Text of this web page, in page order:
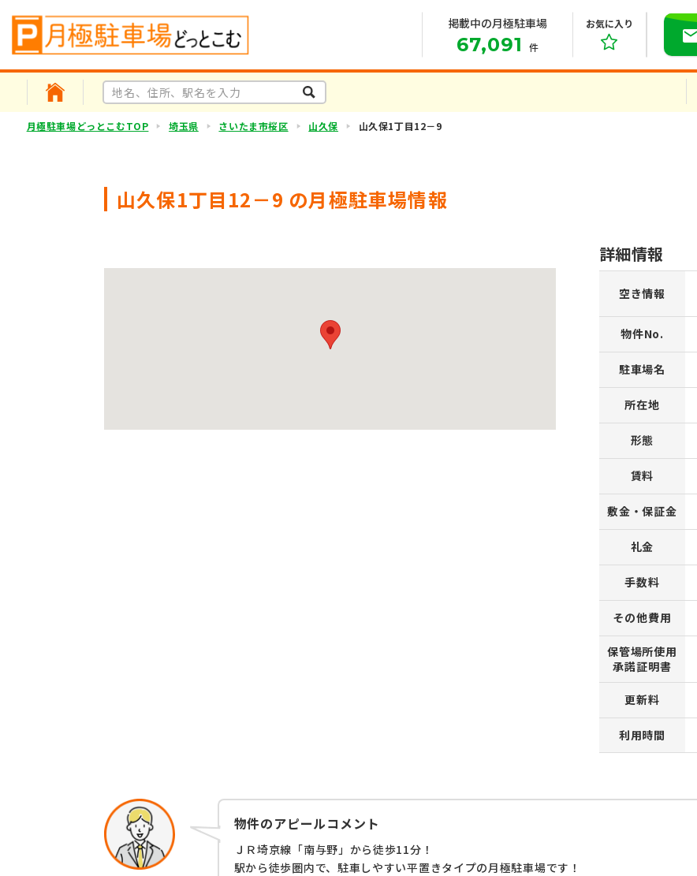
掲載中の月極駐車場
67,091 件
お気に入り
月極駐車場どっとこむTOP 埼玉県 さいたま市桜区 山久保 山久保1丁目12－9
山久保1丁目12－9 の月極駐車場情報
詳細情報
空き情報
物件No.
駐車場名
所在地
形態
賃料
敷金・保証金
礼金
手数料
その他費用
保管場所使用
承諾証明書
更新料
利用時間
物件のアピールコメント
ＪＲ埼京線「南与野」から徒歩11分！
駅から徒歩圏内で、駐車しやすい平置きタイプの月極駐車場です！